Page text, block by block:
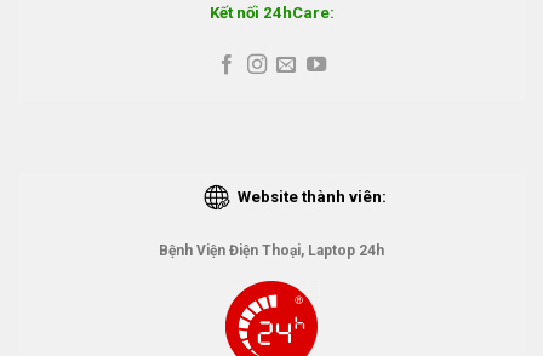
Kết nối 24hCare:
Website thành viên:
Bệnh Viện Điện Thoại, Laptop 24h